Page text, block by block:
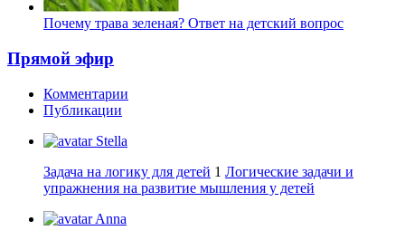
Почему трава зеленая? Ответ на детский вопрос
Прямой эфир
Комментарии
Публикации
Stella
Задача на логику для детей 1 Логические задачи и
упражнения на развитие мышления у детей
Anna